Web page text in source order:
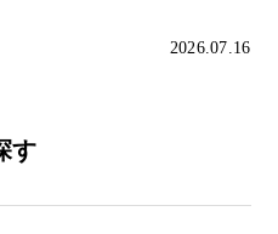
2026.07.16
す